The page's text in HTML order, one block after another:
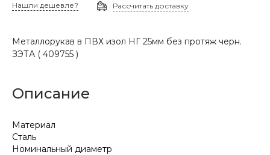
Нашли дешевле? Рассчитать доставку
Металлорукав в ПВХ изол НГ 25мм без протяж черн.
ЗЭТА ( 409755 )
Описание
Материал
Сталь
Номинальный диаметр